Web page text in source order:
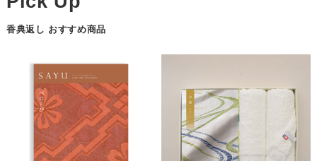
香典返し おすすめ商品